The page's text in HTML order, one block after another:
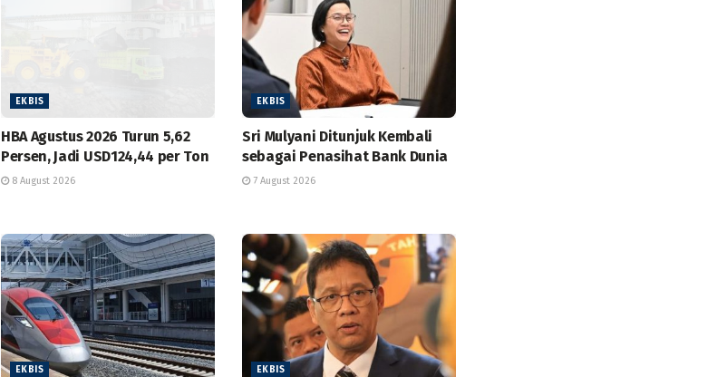
EKBIS
HBA Agustus 2026 Turun 5,62
Persen, Jadi USD124,44 per Ton
8 August 2026
EKBIS
Sri Mulyani Ditunjuk Kembali
sebagai Penasihat Bank Dunia
7 August 2026
EKBIS EKBIS